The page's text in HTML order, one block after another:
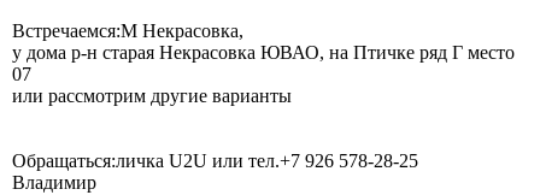
Встречаемся:М Некрасовка,
у дома р-н старая Некрасовка ЮВАО, на Птичке ряд Г место
07
или рассмотрим другие варианты
Обращаться:личка U2U или тел.+7 926 578-28-25
Владимир